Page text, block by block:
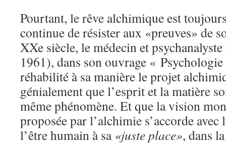
Pourtant, le rêve alchimique est
continue de résister aux «preuves» de
XXe siècle, le médecin et
1961), dans son ouvrage «
réhabilité à sa manière le projet
génialement que l’esprit et la matière
même phénomène. Et que la vision
proposée par l’alchimie s’accorde
l’être humain à sa «juste place», dans